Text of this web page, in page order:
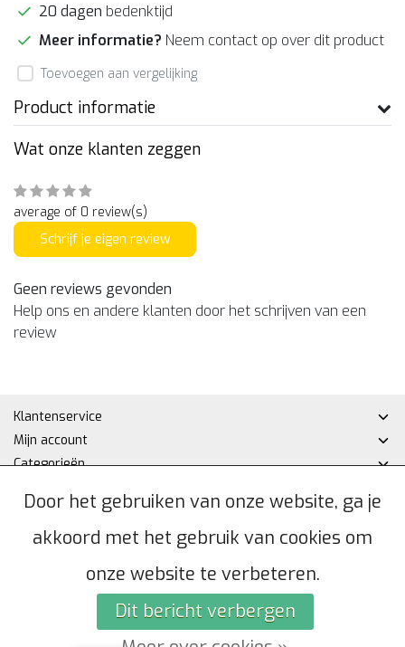
20 dagen bedenktijd
Meer informatie? Neem contact op over dit product
Toevoegen aan vergelijking
Product informatie
Wat onze klanten zeggen
average of 0 review(s)
Schrijf je eigen review
Geen reviews gevonden
Help ons en andere klanten door het schrijven van een
review
Klantenservice
Mijn account
Categorieën
© Copyright 2026 - Hakan DHZ | Realisatie InStijl Media
Door het gebruiken van onze website, ga je
akkoord met het gebruik van cookies om
onze website te verbeteren.
Dit bericht verbergen